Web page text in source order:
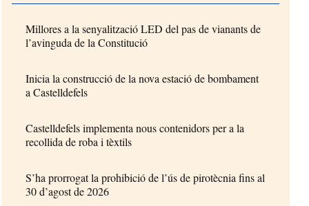
Millores a la senyalització LED del pas de vianants de
l’avinguda de la Constitució
Inicia la construcció de la nova estació de bombament
a Castelldefels
Castelldefels implementa nous contenidors per a la
recollida de roba i tèxtils
S’ha prorrogat la prohibició de l’ús de pirotècnia fins al
30 d’agost de 2026